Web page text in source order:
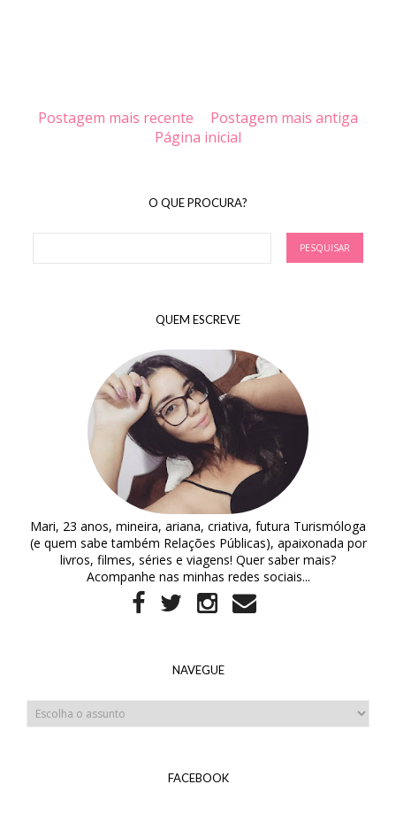
Postagem mais recente
Postagem mais antiga
Página inicial
O QUE PROCURA?
QUEM ESCREVE
Mari, 23 anos, mineira, ariana, criativa, futura Turismóloga
(e quem sabe também Relações Públicas), apaixonada por
livros, filmes, séries e viagens! Quer saber mais?
Acompanhe nas minhas redes sociais...
NAVEGUE
FACEBOOK